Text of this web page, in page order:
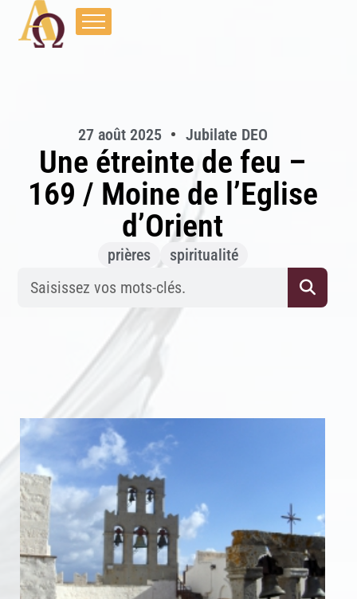
27 août 2025 Jubilate DEO
Une étreinte de feu –
169 / Moine de l’Eglise
d’Orient
prières spiritualité